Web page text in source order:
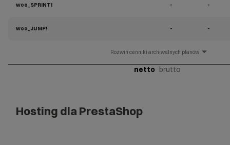
woo_SPRINT! - -
woo_JUMP! - -
cenniki archiwalnych planów
netto brutto
Hosting dla PrestaShop